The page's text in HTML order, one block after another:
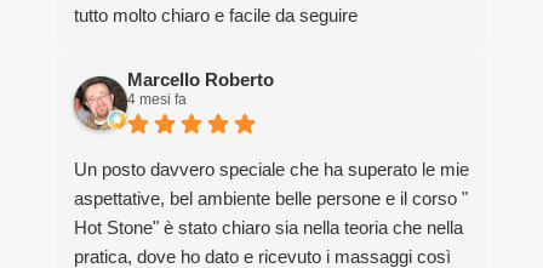
tutto molto chiaro e facile da seguire
Marcello Roberto
4 mesi fa
Un posto davvero speciale che ha superato le mie
aspettative, bel ambiente belle persone e il corso "
Hot Stone" è stato chiaro sia nella teoria che nella
pratica, dove ho dato e ricevuto i massaggi così